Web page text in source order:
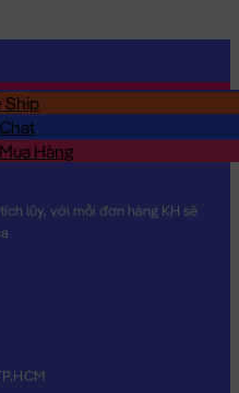
nằm lè lưỡi cười
Ship
Chat
Hàng
lũy, với mỗi đơn hàng KH sẽ